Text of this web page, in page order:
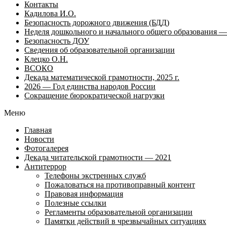
Контакты
Кадилова И.О.
Безопасность дорожного движения (БДД)
Неделя дошкольного и начального общего образования —
Безопасность ДОУ
Сведения об образовательной организации
Клецко О.Н.
ВСОКО
Декада математической грамотности, 2025 г.
2026 — Год единства народов России
Сокращение бюрократической нагрузки
Меню
Главная
Новости
Фотогалерея
Декада читательской грамотности — 2021
Антитеррор
Телефоны экстренных служб
Пожаловаться на противоправный контент
Правовая информация
Полезные ссылки
Регламенты образовательной организации
Памятки действий в чрезвычайных ситуациях